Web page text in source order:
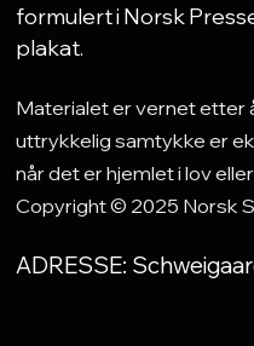
formulert i Norsk
plakat.
Materialet er vernet etter
uttrykkelig samtykke er
når det er hjemlet i lov
Copyright © 2025 Norsk
ADRESSE: